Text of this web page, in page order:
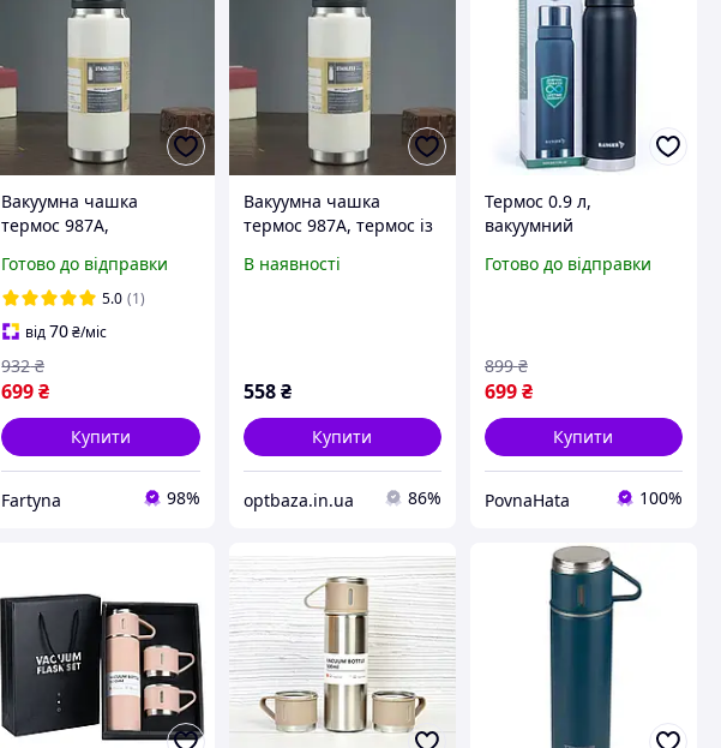
Вакуумна чашка
термос 987A,
неіржавої сталі 600 мл
Готово до відправки
5.0 (1)
від70₴/міс
699₴
932 ₴
Купити
Fartyna 98%
Вакуумна чашка
термос 987A, термос із
В наявності
558 ₴
Купити
optbaza.in.ua 86%
Термос 0.9 л,
вакуумний
нержавіючої сталі з 2
Готово до відправки
699₴
899 ₴
Купити
PovnaHata 100%